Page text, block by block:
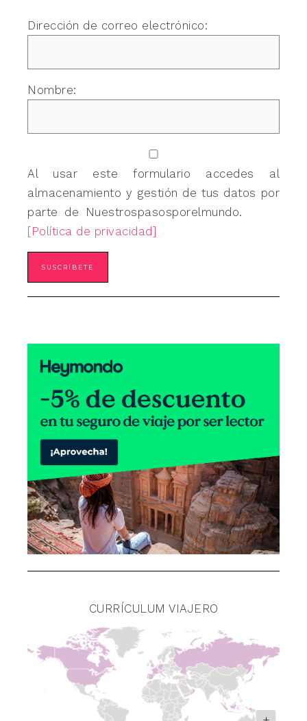
Dirección de correo electrónico:
Nombre:
Al usar este formulario accedes al
almacenamiento y gestión de tus datos por
parte de Nuestrospasosporelmundo.
[Política de privacidad]
CURRÍCULUM VIAJERO